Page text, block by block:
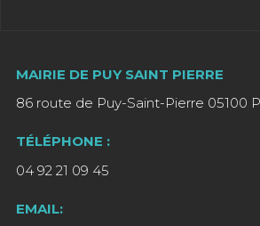
MAIRIE DE PUY SAINT PIERRE
86 route de Puy-Saint-Pierre 05100
TÉLÉPHONE :
04 92 21 09 45
EMAIL: